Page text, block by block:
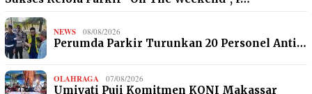
NEWS 08/08/2026
Perumda Parkir Turunkan 20 Personel Anti…
OLAHRAGA 07/08/2026
Umiyati Puji Komitmen KONI Makassar